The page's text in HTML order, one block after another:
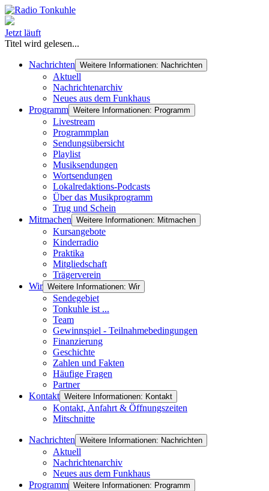
Jetzt läuft
Titel wird gelesen...
Nachrichten Weitere Informationen: Nachrichten
Aktuell
Nachrichtenarchiv
Neues aus dem Funkhaus
Programm Weitere Informationen: Programm
Livestream
Programmplan
Sendungsübersicht
Playlist
Musiksendungen
Wortsendungen
Lokalredaktions-Podcasts
Über das Musikprogramm
Trug und Schein
Mitmachen Weitere Informationen: Mitmachen
Kursangebote
Kinderradio
Praktika
Mitgliedschaft
Trägerverein
Wir Weitere Informationen: Wir
Sendegebiet
Tonkuhle ist ...
Team
Gewinnspiel - Teilnahmebedingungen
Finanzierung
Geschichte
Zahlen und Fakten
Häufige Fragen
Partner
Kontakt Weitere Informationen: Kontakt
Kontakt, Anfahrt & Öffnungszeiten
Mitschnitte
Nachrichten Weitere Informationen: Nachrichten
Aktuell
Nachrichtenarchiv
Neues aus dem Funkhaus
Programm Weitere Informationen: Programm